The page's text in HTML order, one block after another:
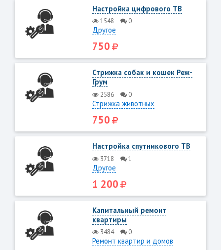
Настройка цифрового ТВ
1548 0
Другое
750
Стрижка собак и кошек Реж-
Грум
2586 0
Стрижка животных
750
Настройка спутникового ТВ
3718 1
Другое
1 200
Капитальный ремонт
квартиры
3484 0
Ремонт квартир и домов